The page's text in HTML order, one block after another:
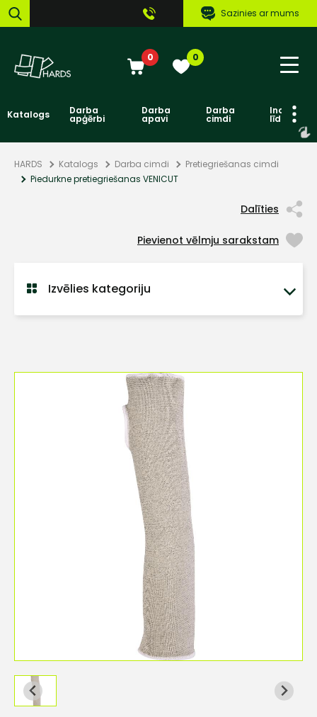
Sazinies ar mums
0 0
Katalogs Darba
apģērbi
Darba
apavi
Darba
cimdi līdzekļi
HARDS Katalogs Darba cimdi
Pretiegriešanas cimdi
Piedurkne pretiegriešanas VENICUT
Dalīties
Pievienot vēlmju sarakstam
Izvēlies kategoriju